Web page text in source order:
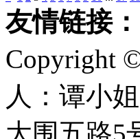
友情链接：
Copyright
人：谭小